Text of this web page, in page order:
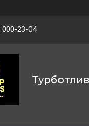
000-23-04